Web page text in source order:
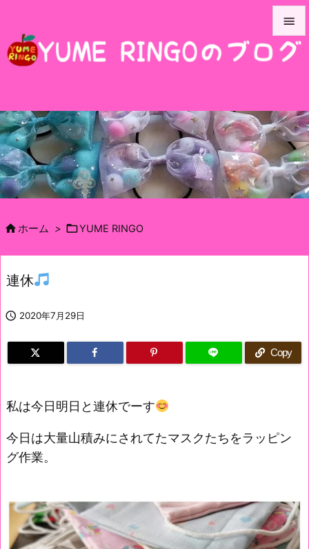



前へ

次へ

ホーム > YUME RINGO
連休
 2020年7月29日
Copy
私は今日明日と連休でーす
今日は大量山積みにされてたマスクたちをラッピン
グ作業。